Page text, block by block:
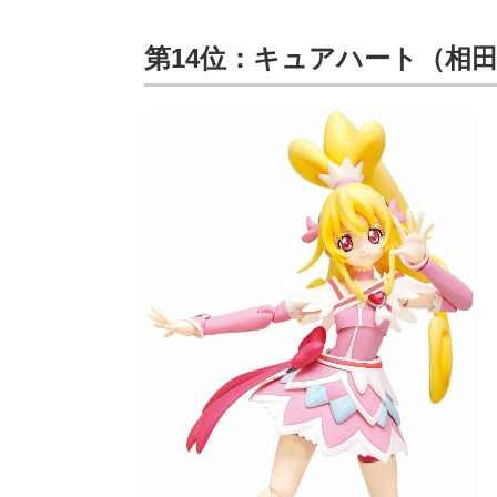
第14位：キュアハート（相